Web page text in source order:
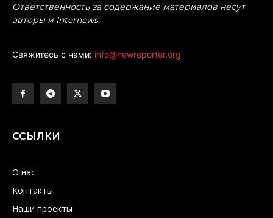
Ответственность за содержание материалов несут
авторы и Internews.
Свяжитесь с нами: info@newreporter.org
ССЫЛКИ
О нас
Контакты
Наши проекты